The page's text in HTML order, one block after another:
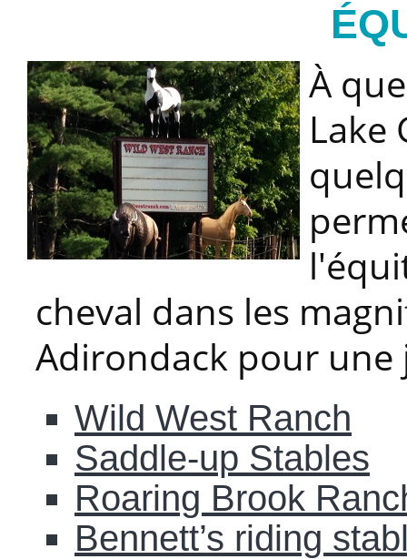
À
Lake
cheval dans les
Adirondack pour
Wild West Ranch
Saddle-up Stables
Roaring Brook
Bennett’s riding